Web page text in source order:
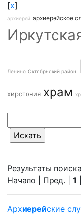
[x]
архиерей архиерейское
Ленино Октябрьский район
хиротония храм
Результаты
Начало | Пред. | 1
Архиерейские